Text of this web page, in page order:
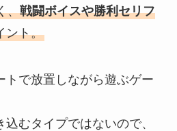
、戦闘ボイスや勝利セリフ
ント。
トで放置しながら遊ぶゲー
むタイプではないので、